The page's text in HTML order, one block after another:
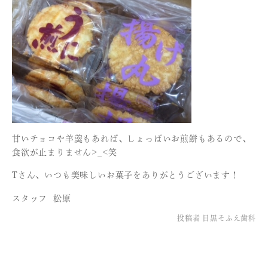
甘いチョコや羊羹もあれば、しょっぱいお煎餅もあるので、
食欲が止まりません>_<笑
Tさん、いつも美味しいお菓子をありがとうございます！
スタッフ 松原
投稿者 目黒そふえ歯科